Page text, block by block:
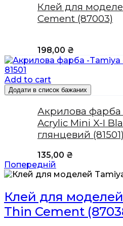
Клей для
Cement (87003)
198,00 ₴
Add to cart
Додати в список бажаних
Акрилова фарба
Acrylic Mini X-I
глянцевий (81501)
135,00 ₴
Попередній
Клей для
Thin Cement